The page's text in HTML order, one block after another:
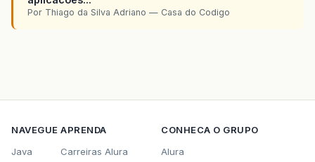
Por Thiago da Silva Adriano — Casa do Codigo
NAVEGUE
Java
APRENDA
Carreiras Alura
CONHECA O GRUPO
Alura